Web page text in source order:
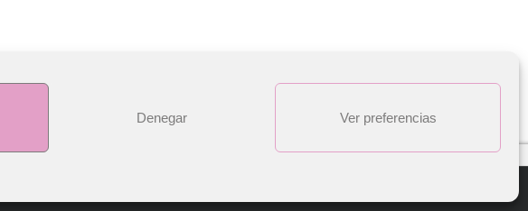
Denegar Ver preferencias